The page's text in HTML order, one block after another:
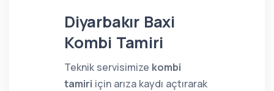
Diyarbakır Baxi
Kombi Tamiri
Teknik servisimize kombi
tamiri için arıza kaydı açtırarak